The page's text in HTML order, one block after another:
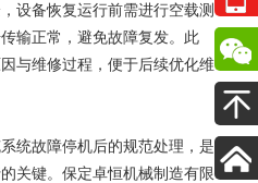
设备恢复运行前需进行空载测
输正常，避免故障复发。此
与维修过程，便于后续优化维
统故障停机后的规范处理，是
关键。保定卓恒机械制造有限